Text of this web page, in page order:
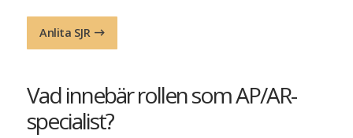
Anlita SJR
Vad innebär rollen som AP/AR-
specialist?